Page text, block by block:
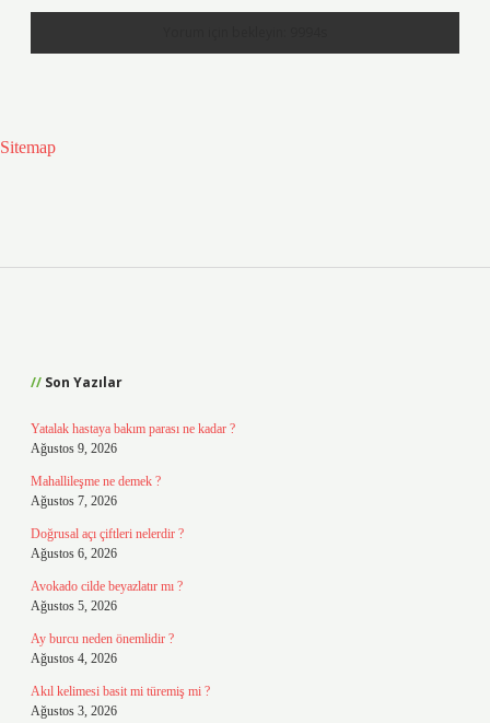
Sitemap
Son Yazılar
Yatalak hastaya bakım parası ne kadar ?
Ağustos 9, 2026
Mahallileşme ne demek ?
Ağustos 7, 2026
Doğrusal açı çiftleri nelerdir ?
Ağustos 6, 2026
Avokado cilde beyazlatır mı ?
Ağustos 5, 2026
Ay burcu neden önemlidir ?
Ağustos 4, 2026
Akıl kelimesi basit mi türemiş mi ?
Ağustos 3, 2026